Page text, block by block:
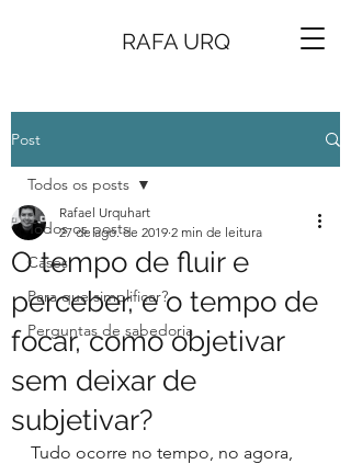
RAFA URQ
Post
Todos os posts
Cases
Para que simplificar?
Perguntas de sabedoria
Todos os posts
O tempo de fluir e
perceber, e o tempo de
focar, como objetivar
sem deixar de
subjetivar?
Rafael Urquhart
27 de ago. de 2019 2 min de leitura
Tudo ocorre no tempo, no agora,